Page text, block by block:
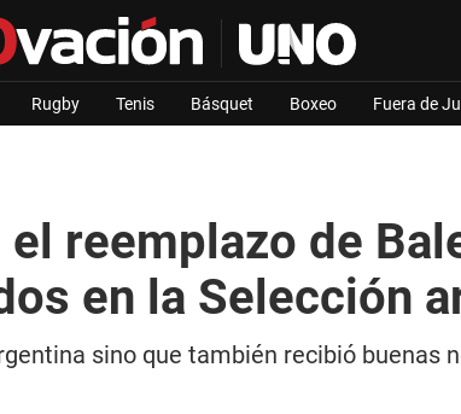
Rugby Tenis Básquet Boxeo Fuera de
reemplazo de
en la Selección
sino que también recibió buenas